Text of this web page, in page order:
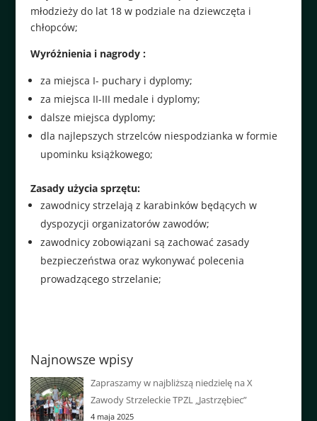
młodzieży do lat 18 w podziale na dziewczęta i
chłopców;
Wyróżnienia i nagrody :
za miejsca I- puchary i dyplomy;
za miejsca II-III medale i dyplomy;
dalsze miejsca dyplomy;
dla najlepszych strzelców niespodzianka w formie
upominku książkowego;
Zasady użycia sprzętu:
zawodnicy strzelają z karabinków będących w
dyspozycji organizatorów zawodów;
zawodnicy zobowiązani są zachować zasady
bezpieczeństwa oraz wykonywać polecenia
prowadzącego strzelanie;
Najnowsze wpisy
Zapraszamy w najbliższą niedzielę na X
Zawody Strzeleckie TPZL „Jastrzębiec”
4 maja 2025